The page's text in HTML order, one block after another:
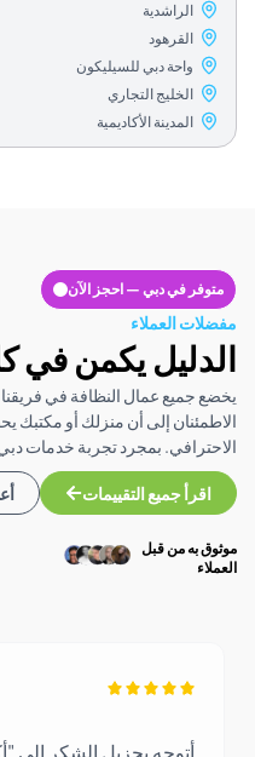
دبي للسيليكون
التجاري
الأكاديمية
في دبي — احجز الآن
يكمن في كل
عمال النظافة في فريقنا لعملية
إلى أن منزلك أو مكتبك يحصل على
بمجرد تجربة خدمات دبي كلين،
جميع التقييمات أعطنا رأيك
من قبل